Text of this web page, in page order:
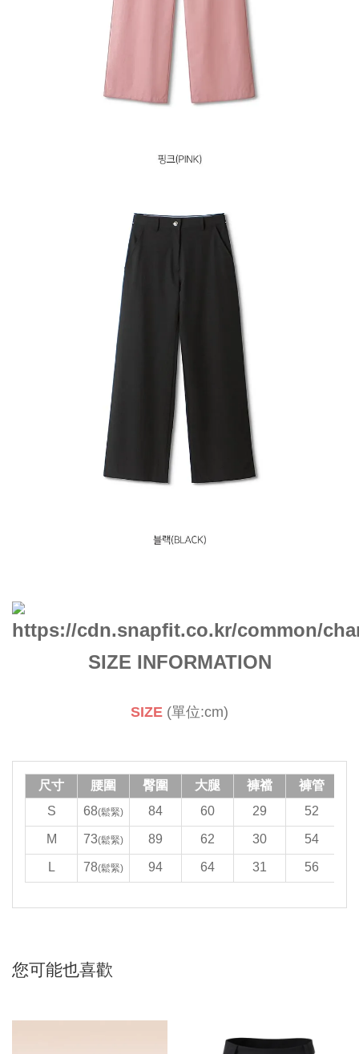
SIZE INFORMATION
SIZE (單位:cm)
尺寸 腰圍 臀圍 大腿 褲襠 褲管
S
68(鬆緊) 84 60 29 52
M 73(鬆緊) 89 62 30 54
L 78(鬆緊) 94 64 31 56
您可能也喜歡